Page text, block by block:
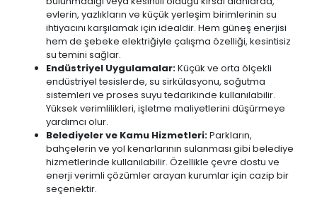
evlerin, yazlıkların ve küçük yerleşim birimlerinin su
ihtiyacını karşılamak için idealdir. Hem güneş enerjisi
hem de şebeke elektriğiyle çalışma özelliği, kesintisiz
su temini sağlar.
Endüstriyel Uygulamalar:Küçük ve orta ölçekli
endüstriyel tesislerde, su sirkülasyonu, soğutma
sistemleri ve proses suyu tedarikinde kullanılabilir.
Yüksek verimlilikleri, işletme maliyetlerini düşürmeye
yardımcı olur.
Belediyeler ve Kamu Hizmetleri:Parkların,
bahçelerin ve yol kenarlarının sulanması gibi belediye
hizmetlerinde kullanılabilir. Özellikle çevre dostu ve
enerji verimli çözümler arayan kurumlar için cazip bir
seçenektir.